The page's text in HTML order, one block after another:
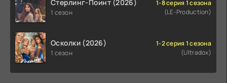
Стерлинг-Поинт (2026)
1 сезон
1-8 серия 1 сезона
(LE-Production)
Осколки (2026)
1 сезон
1-2 серия 1 сезона
(Ultradox)